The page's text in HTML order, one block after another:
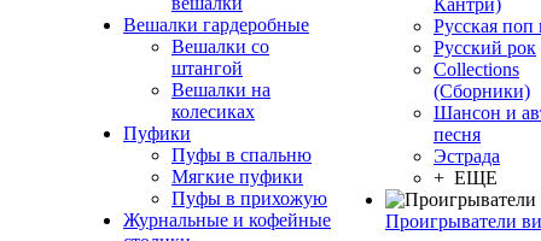
Вешалки гардеробные
Вешалки со
штангой
Вешалки на
колесиках
Пуфики
Пуфы в спальню
Мягкие пуфики
Пуфы в прихожую
Журнальные и кофейные
Кантри)
Русская поп
Русский рок
Сollections
(Сборники)
Шансон и
песня
Эстрада
+ ЕЩЕ
Проигрыватели